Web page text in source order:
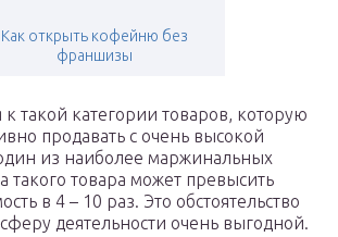
Как открыть кофейню без
франшизы
к такой категории товаров, которую
продавать с очень высокой
из наиболее маржинальных
такого товара может превысить
в 4 – 10 раз. Это обстоятельство
деятельности очень выгодной.